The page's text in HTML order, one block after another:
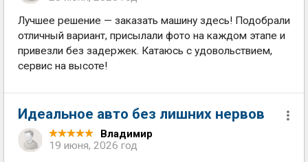
Лучшее решение — заказать машину здесь! Подобрали
отличный вариант, присылали фото на каждом этапе и
привезли без задержек. Катаюсь с удовольствием,
сервис на высоте!
Идеальное авто без лишних нервов
Владимир
19 июня, 2026 год